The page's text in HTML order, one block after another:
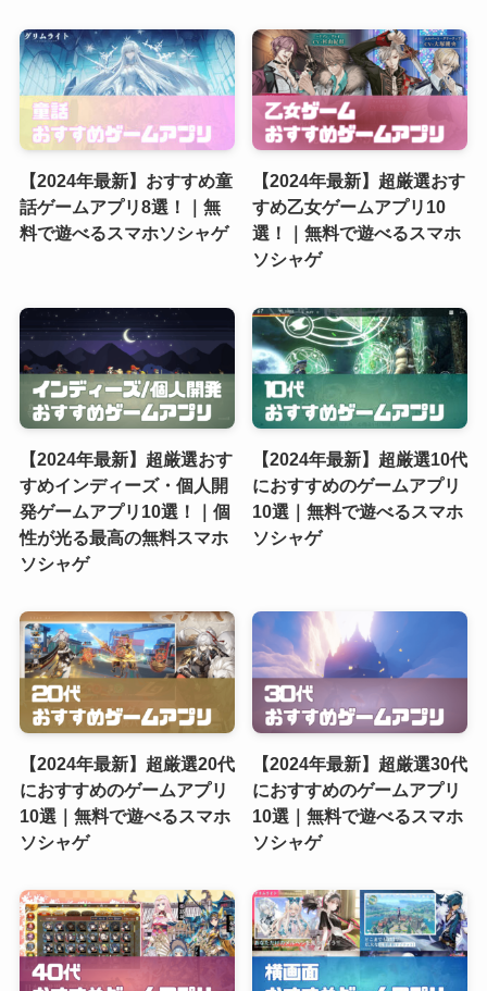
【2024年最新】おすすめ童
話ゲームアプリ8選！｜無
料で遊べるスマホソシャゲ
【2024年最新】超厳選おす
すめ乙女ゲームアプリ10
選！｜無料で遊べるスマホ
ソシャゲ
【2024年最新】超厳選おす
すめインディーズ・個人開
発ゲームアプリ10選！｜個
性が光る最高の無料スマホ
ソシャゲ
【2024年最新】超厳選10代
におすすめのゲームアプリ
10選｜無料で遊べるスマホ
ソシャゲ
【2024年最新】超厳選20代
におすすめのゲームアプリ
10選｜無料で遊べるスマホ
ソシャゲ
【2024年最新】超厳選30代
におすすめのゲームアプリ
10選｜無料で遊べるスマホ
ソシャゲ